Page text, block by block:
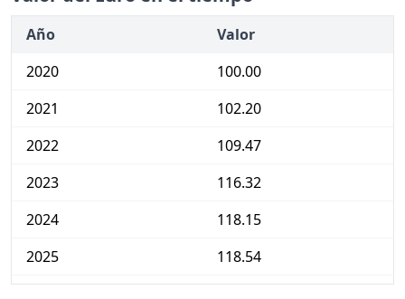
Año
Valor
2020
100.00
2021
102.20
2022
109.47
2023
116.32
2024
118.15
2025
118.54